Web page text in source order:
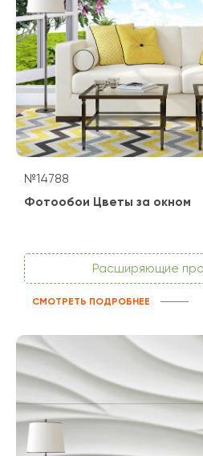
№14788
Фотообои Цветы за окном
Расширяющие
СМОТРЕТЬ ПОДРОБНЕЕ